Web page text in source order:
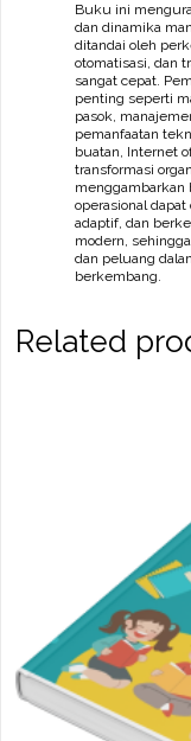
Buku ini
dan dinamika
ditandai oleh
otomatisasi, dan
sangat cepat.
penting seperti
pasok,
pemanfaatan
buatan, Internet
transformasi
menggambarkan
operasional
adaptif, dan
modern,
dan peluang
berkembang.
Related